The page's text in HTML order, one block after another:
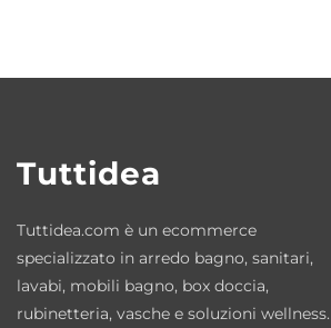
qualità, resistenza e semplicità
mantenendo estetica e
Articoli inclusi
Tuttidea
Tuttidea.com è un ecommerce
specializzato in arredo bagno, sanitari,
lavabi, mobili bagno, box doccia,
rubinetteria, vasche e soluzioni wellness.